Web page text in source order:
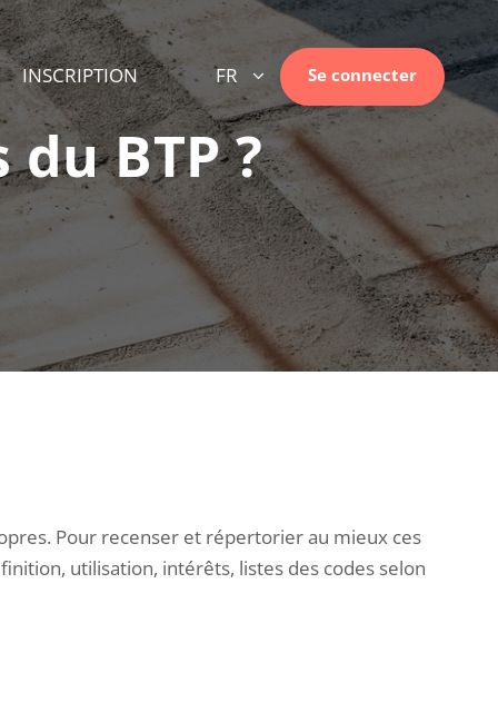
INSCRIPTION FR Se connecter
BTP ?
Pour recenser et répertorier au mieux ces
utilisation, intérêts, listes des codes selon